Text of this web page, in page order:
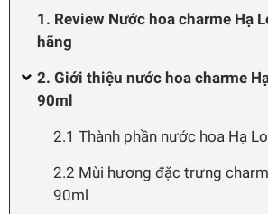
1. Review Nước hoa charme Hạ
hãng
2. Giới thiệu nước hoa charme
90ml
2.1 Thành phần nước hoa Hạ
2.2 Mùi hương đặc trưng
90ml